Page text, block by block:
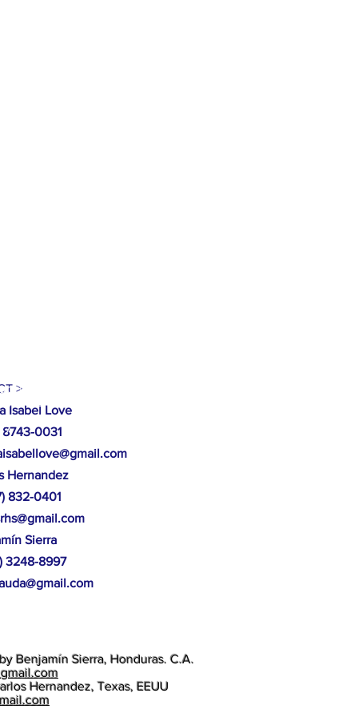
>
Isabel Love
0031
Hernandez
832-0401
Sierra
3248-8997
Benjamín Sierra, Honduras. C.A.
Hernandez, Texas, EEUU
MOCORON, LA MOSKITIA.
de casas, arboles caídos,
Gracias a Dios.